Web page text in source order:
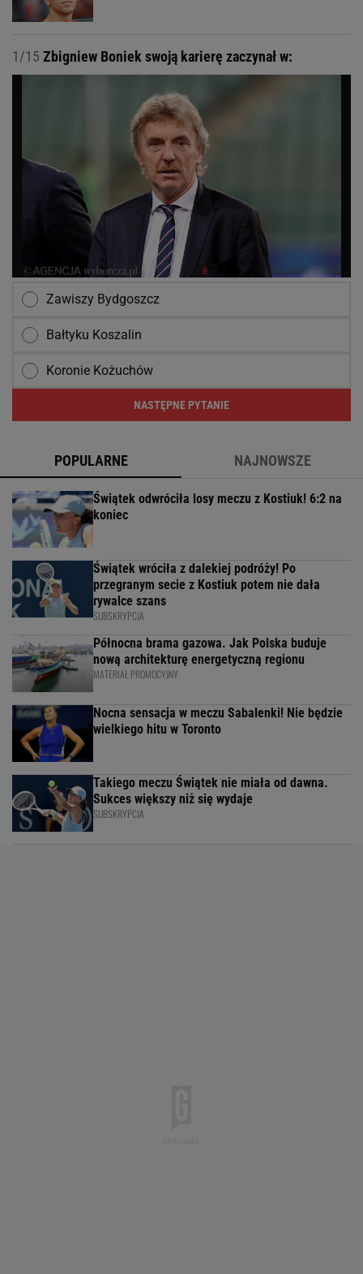
1/15 Zbigniew Boniek swoją karierę zaczynał w:
Zawiszy Bydgoszcz
Bałtyku Koszalin
Koronie Kożuchów
NASTĘPNE PYTANIE
POPULARNE NAJNOWSZE
Świątek odwróciła losy meczu z Kostiuk! 6:2 na
koniec
Świątek wróciła z dalekiej podróży! Po
przegranym secie z Kostiuk potem nie dała
rywalce szans
SUBSKRYPCJA
Północna brama gazowa. Jak Polska buduje
nową architekturę energetyczną regionu
MATERIAŁ PROMOCYJNY
Nocna sensacja w meczu Sabalenki! Nie będzie
wielkiego hitu w Toronto
Takiego meczu Świątek nie miała od dawna.
Sukces większy niż się wydaje
SUBSKRYPCJA